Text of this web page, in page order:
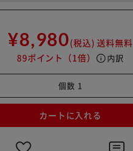
¥8,980(税込) 送料無料
89ポイント （1倍） info 内訳
カートに入れる